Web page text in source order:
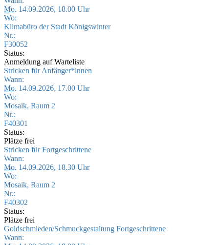
Mo. 14.09.2026, 18.00 Uhr
Wo:
Klimabüro der Stadt Königswinter
Nr.:
F30052
Status:
Anmeldung auf Warteliste
Stricken für Anfänger*innen
Wann:
Mo. 14.09.2026, 17.00 Uhr
Wo:
Mosaik, Raum 2
Nr.:
F40301
Status:
Plätze frei
Stricken für Fortgeschrittene
Wann:
Mo. 14.09.2026, 18.30 Uhr
Wo:
Mosaik, Raum 2
Nr.:
F40302
Status:
Plätze frei
Goldschmieden/Schmuckgestaltung Fortgeschrittene
Wann: